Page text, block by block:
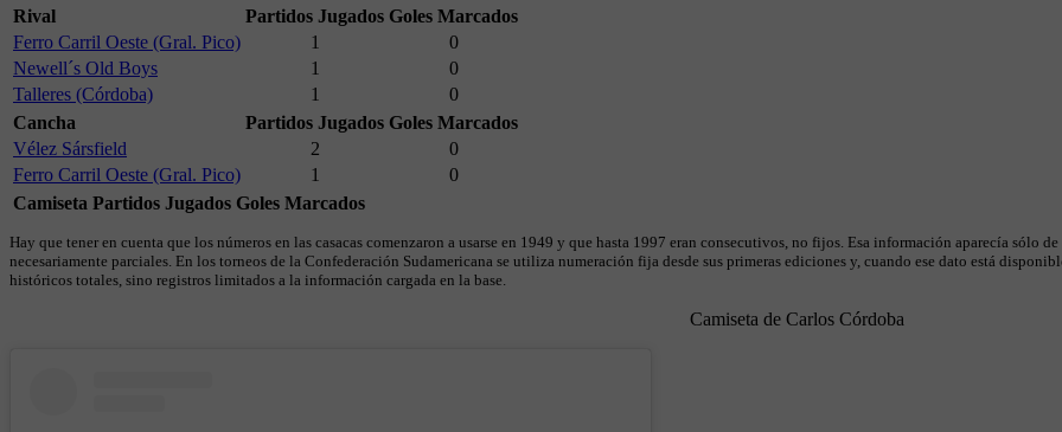
Rival
Partidos Jugados Goles Marcados
Ferro Carril Oeste (Gral. Pico)
1
0
Newell´s Old Boys
1
0
Talleres (Córdoba)
1
0
Cancha
Partidos Jugados Goles Marcados
Vélez Sársfield
2
0
Ferro Carril Oeste (Gral. Pico)
1
0
Camiseta Partidos Jugados Goles Marcados
Hay que tener en cuenta que los números en las casacas comenzaron a usarse en 1949 y que hasta 1997 eran consecutivos, no fijos. Esa información aparecía sólo
necesariamente parciales. En los torneos de la Confederación Sudamericana se utiliza numeración fija desde sus primeras ediciones y, cuando ese dato está
históricos totales, sino registros limitados a la información cargada en la base.
Camiseta de Carlos Córdoba